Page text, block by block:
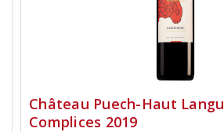
Château Puech-Haut
Complices 2019